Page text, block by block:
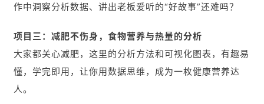
作中洞察分析数据、讲出老板爱听的“好故事”还难吗？
项目三：减肥不伤身，食物营养与热量的分析
大家都关心减肥，这里的分析方法和可视化图表，有趣易
懂，学完即用，让你用数据思维，成为一枚健康营养达
人。